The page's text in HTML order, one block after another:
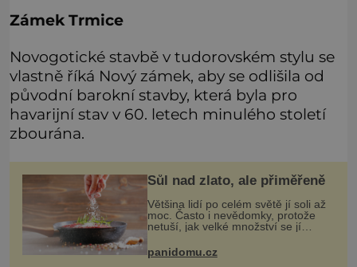
Zámek Trmice
Novogotické stavbě v tudorovském stylu se
vlastně říká Nový zámek, aby se odlišila od
původní barokní stavby, která byla pro
havarijní stav v 60. letech minulého století
zbourána.
Sůl nad zlato, ale přiměřeně
Většina lidí po celém světě jí soli až
moc. Často i nevědomky, protože
netuší, jak velké množství se jí
potravinách, dokonce i těch
sladkých. Sůl je zdravá
panidomu.cz